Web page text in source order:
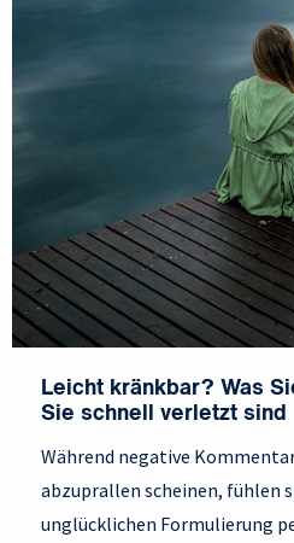
Leicht kränkbar? Was
Sie schnell verletzt sind
Während negative
abzuprallen scheinen, fühlen
unglücklichen Formulierung